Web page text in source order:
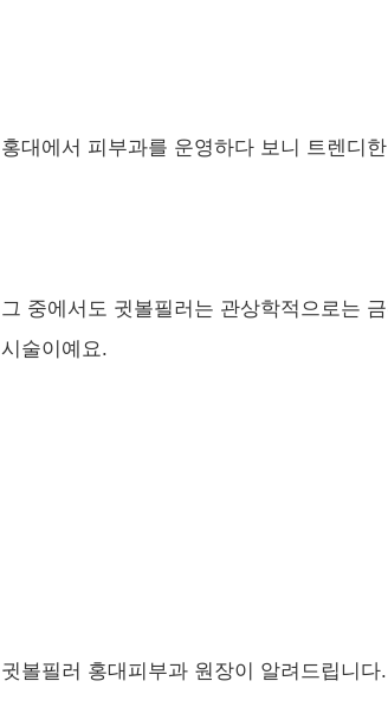
홍대에서 피부과를 운영하다 보니 트렌디
그 중에서도 귓볼필러는 관상학적으로는
시술이예요.
귓볼필러 홍대피부과 원장이 알려드립니다